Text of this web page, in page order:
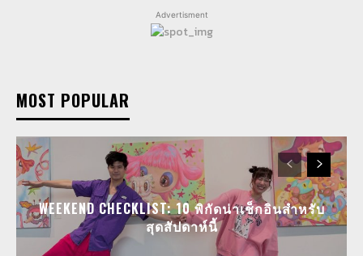
Advertisment
MOST POPULAR
WEEKEND CHECKLIST: 10 พิกัดน่าเช็กอินสำหรับ
สุดสัปดาห์นี้